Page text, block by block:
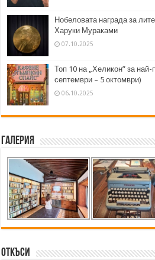
Нобеловата награда за
Харуки Мураками
07.10.2025
Топ 10 на „Хеликон” за най-
септември – 5 октомври)
06.10.2025
Галерия
Откъси